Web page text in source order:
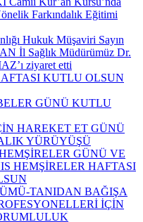
Farkındalık Eğitimi
Hukuk Müşaviri Sayın
İl Sağlık Müdürümüz Dr.
ziyaret etti
KUTLU OLSUN
GÜNÜ KUTLU
HAREKET ET GÜNÜ
YÜRÜYÜŞÜ
GÜNÜ VE
HEMŞİRELER HAFTASI
TANIDAN BAĞIŞA
İÇİN